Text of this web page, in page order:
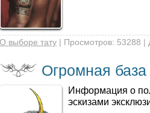
О выборе тату | Просмотров: 53288 |
Огромная база
Информация о
эскизами